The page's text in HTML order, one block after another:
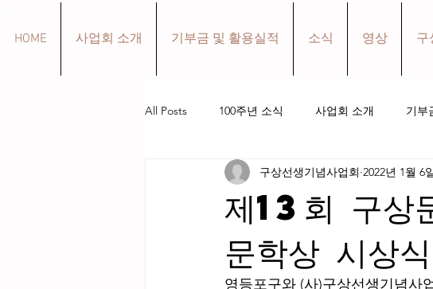
HOME 사업회 소개 기부금 및 활용실적 소식 영상 구
All Posts 100주년 소식 사업회 소개 기부
구상 선생 생애 작품 소개 홀로와더불어
제13회 구상
문학상 시상식
구상선생기념사업회 2022년 1월 6
영등포구와 (사)구상선생기념사